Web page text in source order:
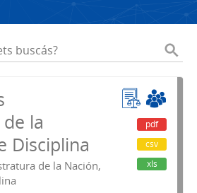
la
Disciplina
de la Nación,
pdf
csv
xls